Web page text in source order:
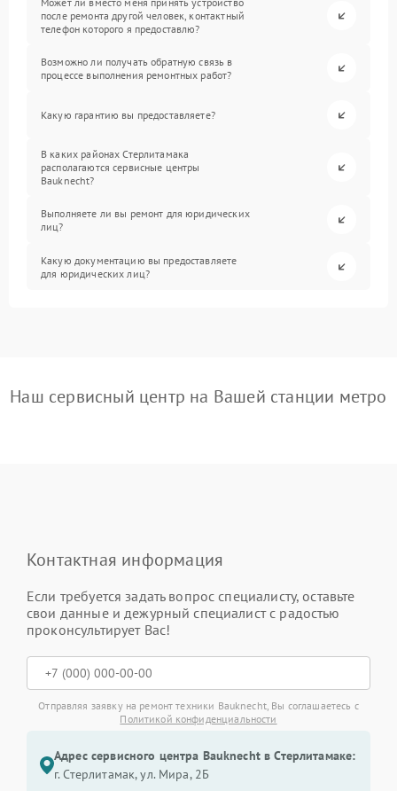
после ремонта другой человек, контактный
телефон которого я предоставлю?
Возможно ли получать обратную связь в
процессе выполнения ремонтных работ?
Какую гарантию вы предоставляете?
В каких районах Стерлитамака
располагаются сервисные центры
Bauknecht?
Выполняете ли вы ремонт для юридических
лиц?
Какую документацию вы предоставляете
для юридических лиц?
Наш сервисный центр на Вашей станции метро
Контактная информация
Если требуется задать вопрос специалисту, оставьте
свои данные и дежурный специалист с радостью
проконсультирует Вас!
Отправляя заявку на ремонт техники Bauknecht, Вы соглашаетесь с
Политикой конфиденциальности
Адрес сервисного центра Bauknecht в Стерлитамаке:
г. Стерлитамак, ул. Мира, 2Б